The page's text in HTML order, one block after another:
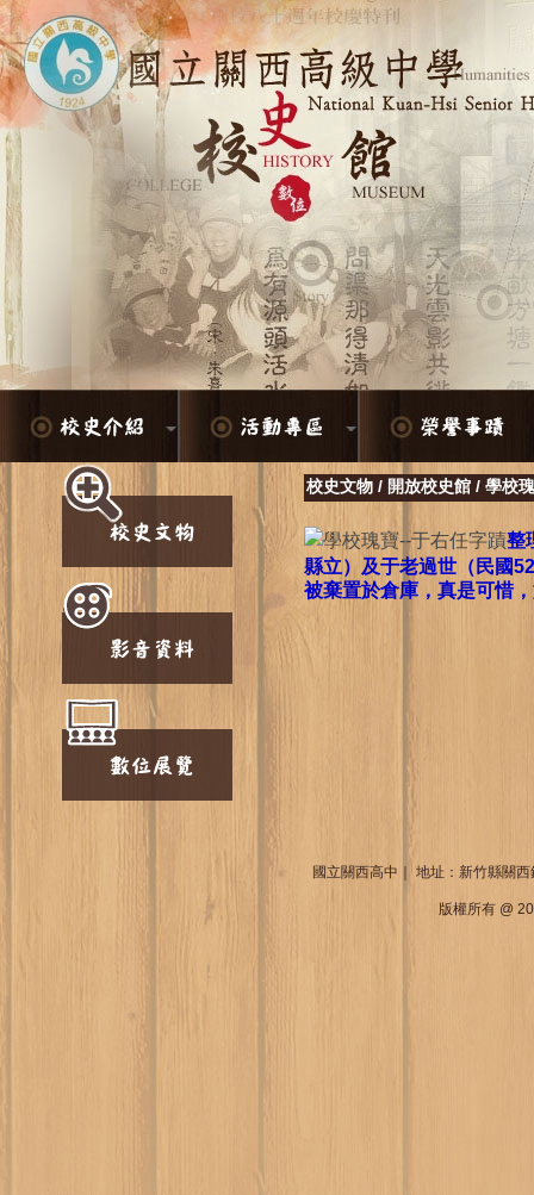
校史文物 / 開放校史館 / 學校
整
縣立）及于老過世（民國
被棄置於倉庫，真是可惜
國立關西高中｜ 地址：新竹縣關
版權所有 @